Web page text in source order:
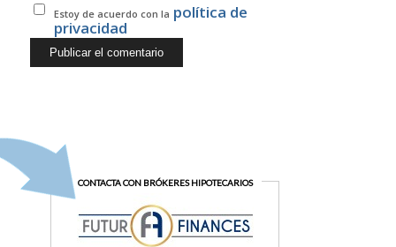
Estoy de acuerdo con la política de
privacidad